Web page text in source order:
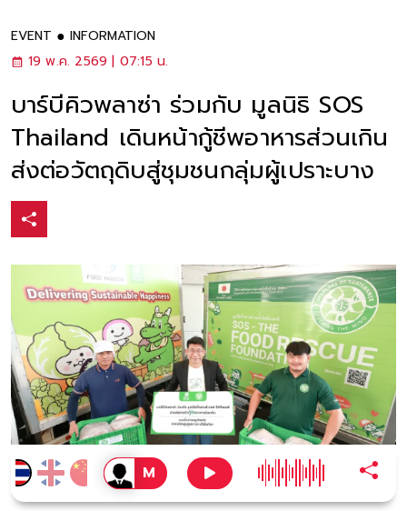
EVENT
INFORMATION
19 พ.ค. 2569 | 07:15 น.
บาร์บีคิวพลาซ่า ร่วมกับ มูลนิธิ SOS
Thailand เดินหน้ากู้ชีพอาหารส่วนเกิน
ส่งต่อวัตถุดิบสู่ชุมชนกลุ่มผู้เปราะบาง